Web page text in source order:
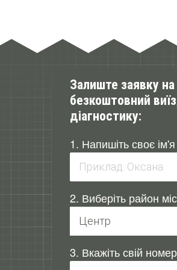
Залиште заявку на
безкоштовний
діагностику:
1. Напишіть своє ім'я
2. Виберіть район
3. Вкажіть свій